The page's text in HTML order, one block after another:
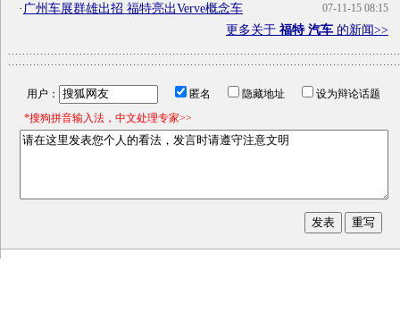
07-11-15 08:15
· 广州车展群雄出招 福特亮出Verve概念车
更多关于 福特 汽车 的新闻>>
用户： 匿名 隐藏地址
设为辩论话题
*搜狗拼音输入法，中文处理专家>>